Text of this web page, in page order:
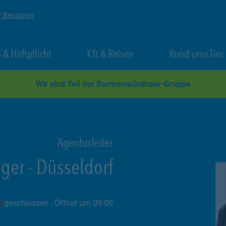
Benzinger
Tab
& HaftpflichtLink Opens in New Tab
Kfz & Reisen Link Opens in New Tab
Rund ums Tier
Wir sind Teil der BarmeniaGothaer-Gruppe
Agenturleiter
- Düsseldorf
geschlossen - Öffnet um 09:00